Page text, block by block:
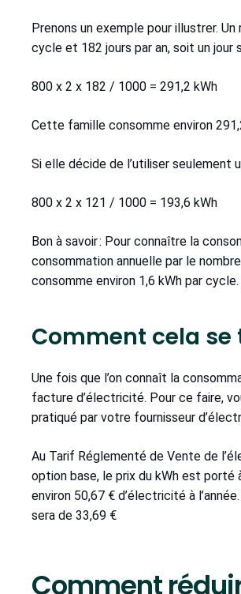
Prenons un exemple pour illustrer.
cycle et 182 jours par an, soit un jour
800 x 2 x 182 / 1000 = 291,2 kWh
Cette famille consomme environ
Si elle décide de l’utiliser seulement
800 x 2 x 121 / 1000 = 193,6 kWh
Bon à savoir : Pour connaître la
consommation annuelle par le
consomme environ 1,6 kWh par
Comment cela
Une fois que l’on connaît la
facture d’électricité. Pour ce faire,
pratiqué par votre fournisseur
Au Tarif Réglementé de Vente de
option base, le prix du kWh est porté
environ 50,67 € d’électricité à
sera de 33,69 €
Comment